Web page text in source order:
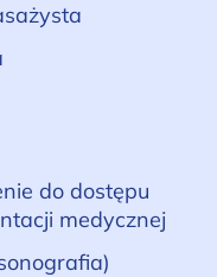
do dostępu
medycznej